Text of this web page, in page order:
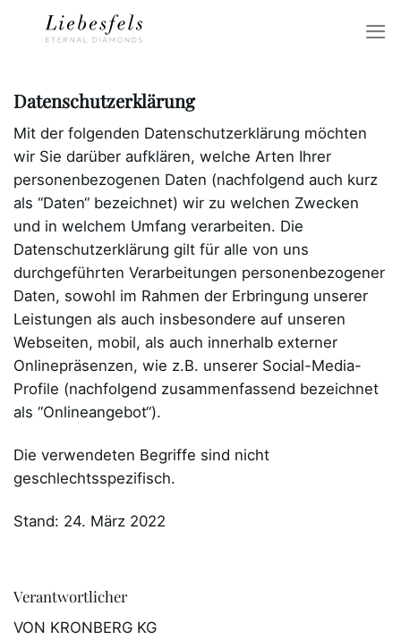
Datenschutzerklärung
Mit der folgenden Datenschutzerklärung möchten
wir Sie darüber aufklären, welche Arten Ihrer
personenbezogenen Daten (nachfolgend auch kurz
als “Daten“ bezeichnet) wir zu welchen Zwecken
und in welchem Umfang verarbeiten. Die
Datenschutzerklärung gilt für alle von uns
durchgeführten Verarbeitungen personenbezogener
Daten, sowohl im Rahmen der Erbringung unserer
Leistungen als auch insbesondere auf unseren
Webseiten, mobil, als auch innerhalb externer
Onlinepräsenzen, wie z.B. unserer Social-Media-
Profile (nachfolgend zusammenfassend bezeichnet
als “Onlineangebot“).
Die verwendeten Begriffe sind nicht
geschlechtsspezifisch.
Stand: 24. März 2022
Verantwortlicher
VON KRONBERG KG